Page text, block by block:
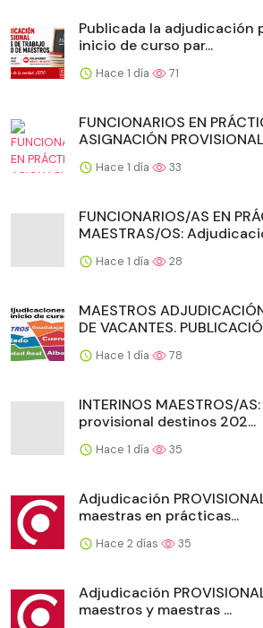
Publicada la adjudicación
inicio de curso par...
Hace 1 día 71
FUNCIONARIOS EN
ASIGNACIÓN
Hace 1 día 33
FUNCIONARIOS/AS EN
MAESTRAS/OS:
Hace 1 día 28
MAESTROS
DE VACANTES.
Hace 1 día 78
INTERINOS MAESTROS/
provisional destinos 202...
Hace 1 día 35
Adjudicación
maestras en prácticas...
Hace 2 días 35
Adjudicación
maestros y maestras ...